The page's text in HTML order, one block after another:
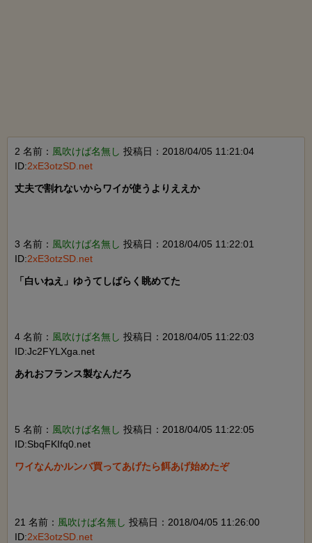
2 名前： 風吹けば名無し 投稿日：2018/04/05 11:21:04
ID:2xE3otzSD.net
丈夫で割れないからワイが使うよりええか
3 名前： 風吹けば名無し 投稿日：2018/04/05 11:22:01
ID:2xE3otzSD.net
「白いねえ」ゆうてしばらく眺めてた
4 名前： 風吹けば名無し 投稿日：2018/04/05 11:22:03
ID:Jc2FYLXga.net
あれおフランス製なんだろ
5 名前： 風吹けば名無し 投稿日：2018/04/05 11:22:05
ID:SbqFKIfq0.net
ワイなんかルンバ買ってあげたら餌あげ始めたぞ
21 名前： 風吹けば名無し 投稿日：2018/04/05 11:26:00
ID:2xE3otzSD.net